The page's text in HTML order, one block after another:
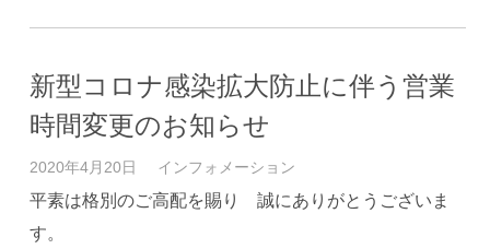
新型コロナ感染拡大防止に伴う営業
時間変更のお知らせ
2020年4月20日 インフォメーション
平素は格別のご高配を賜り 誠にありがとうございま
す。